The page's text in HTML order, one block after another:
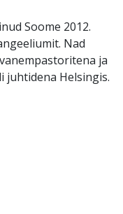
Soome 2012.
Nad
ja
juhtidena Helsingis.